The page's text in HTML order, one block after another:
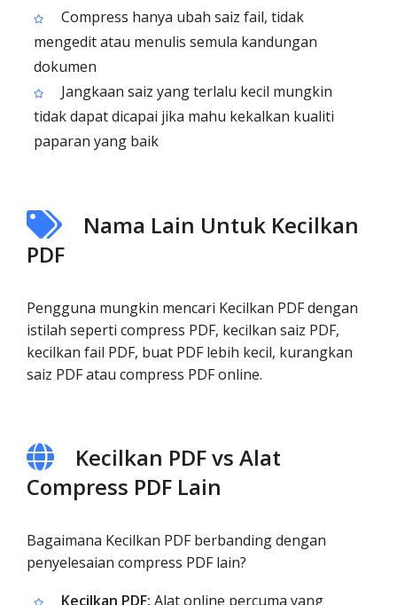
Compress hanya ubah saiz fail, tidak
mengedit atau menulis semula kandungan
dokumen
Jangkaan saiz yang terlalu kecil mungkin
tidak dapat dicapai jika mahu kekalkan kualiti
paparan yang baik
Nama Lain Untuk Kecilkan
PDF
Pengguna mungkin mencari Kecilkan PDF dengan
istilah seperti compress PDF, kecilkan saiz PDF,
kecilkan fail PDF, buat PDF lebih kecil, kurangkan
saiz PDF atau compress PDF online.
Kecilkan PDF vs Alat
Compress PDF Lain
Bagaimana Kecilkan PDF berbanding dengan
penyelesaian compress PDF lain?
Kecilkan PDF: Alat online percuma yang